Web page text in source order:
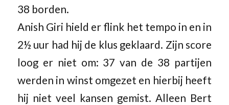
38 borden.
Anish Giri hield er flink het tempo in en in
2½ uur had hij de klus geklaard. Zijn score
loog er niet om: 37 van de 38 partijen
werden in winst omgezet en hierbij heeft
hij niet veel kansen gemist. Alleen Bert